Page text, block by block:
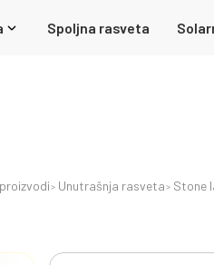
Spoljna rasveta
Unutrašnja rasveta Stone